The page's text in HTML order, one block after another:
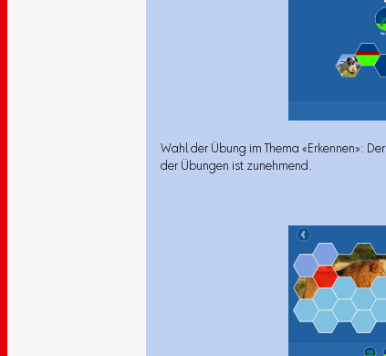
Wahl der Übung im Thema «Erkennen»:
der Übungen ist zunehmend.